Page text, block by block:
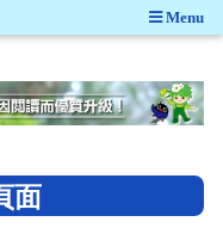
Menu
面